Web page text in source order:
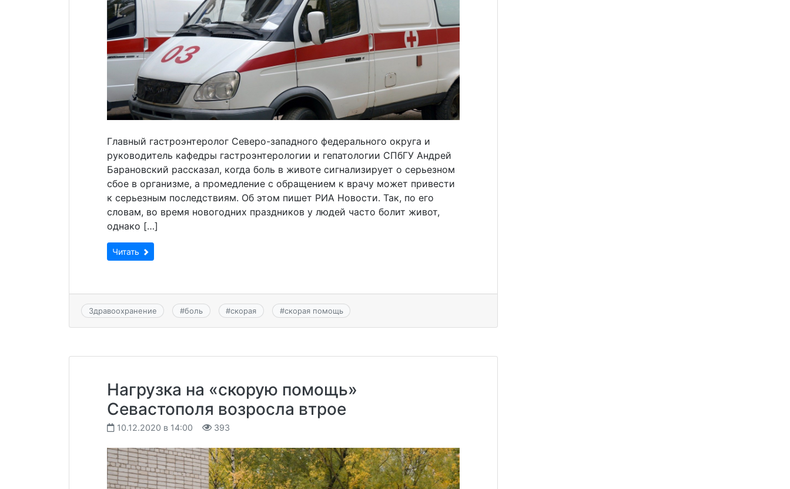
Главный гастроэнтеролог Северо-западного федерального округа и
руководитель кафедры гастроэнтерологии и гепатологии СПбГУ Андрей
Барановский рассказал, когда боль в животе сигнализирует о серьезном
сбое в организме, а промедление с обращением к врачу может привести
к серьезным последствиям. Об этом пишет РИА Новости. Так, по его
словам, во время новогодних праздников у людей часто болит живот,
однако […]
Читать
Здравоохранение #боль #скорая #скорая помощь
Нагрузка на «скорую помощь»
Севастополя возросла втрое
10.12.2020 в 14:00 393